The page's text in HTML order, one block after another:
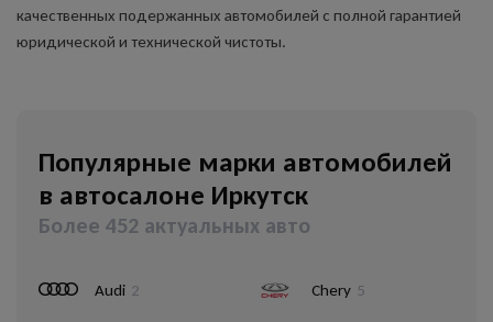
качественных подержанных автомобилей с полной гарантией
юридической и технической чистоты.
Популярные марки автомобилей
в автосалоне Иркутск
Более 452 актуальных авто
Audi 2 Chery 5